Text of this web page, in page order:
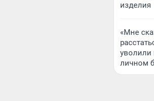
изделия
«Мне
уволили
личном